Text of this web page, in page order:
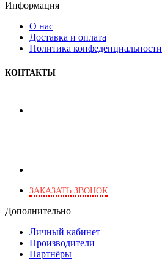
Информация
О нас
Доставка и оплата
Политика конфеденциальности
КОНТАКТЫ
ЗАКАЗАТЬ ЗВОНОК
Дополнительно
Личный кабинет
Производители
Партнёры